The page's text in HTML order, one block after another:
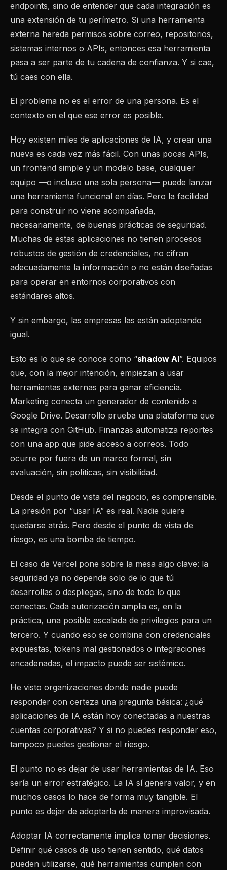
endpoints, sino de entender que cada integración es
una extensión de tu perímetro. Si una herramienta
externa hereda permisos sobre correo, repositorios,
sistemas internos o APIs, entonces esa herramienta
pasa a ser parte de tu cadena de confianza. Y si cae,
tú caes con ella.
El problema no es el error de una persona. Es el
contexto en el que ese error es posible.
Hoy existen miles de aplicaciones de IA, y crear una
nueva es cada vez más fácil. Con unas pocas APIs,
un frontend simple y un modelo base, cualquier
equipo —o incluso una sola persona— puede lanzar
una herramienta funcional en días. Pero la facilidad
para construir no viene acompañada,
necesariamente, de buenas prácticas de seguridad.
Muchas de estas aplicaciones no tienen procesos
robustos de gestión de credenciales, no cifran
adecuadamente la información o no están diseñadas
para operar en entornos corporativos con
estándares altos.
Y sin embargo, las empresas las están adoptando
igual.
Esto es lo que se conoce como “shadow AI”. Equipos
que, con la mejor intención, empiezan a usar
herramientas externas para ganar eficiencia.
Marketing conecta un generador de contenido a
Google Drive. Desarrollo prueba una plataforma que
se integra con GitHub. Finanzas automatiza reportes
con una app que pide acceso a correos. Todo
ocurre por fuera de un marco formal, sin
evaluación, sin políticas, sin visibilidad.
Desde el punto de vista del negocio, es comprensible.
La presión por “usar IA” es real. Nadie quiere
quedarse atrás. Pero desde el punto de vista de
riesgo, es una bomba de tiempo.
El caso de Vercel pone sobre la mesa algo clave: la
seguridad ya no depende solo de lo que tú
desarrollas o despliegas, sino de todo lo que
conectas. Cada autorización amplia es, en la
práctica, una posible escalada de privilegios para un
tercero. Y cuando eso se combina con credenciales
expuestas, tokens mal gestionados o integraciones
encadenadas, el impacto puede ser sistémico.
He visto organizaciones donde nadie puede
responder con certeza una pregunta básica: ¿qué
aplicaciones de IA están hoy conectadas a nuestras
cuentas corporativas? Y si no puedes responder eso,
tampoco puedes gestionar el riesgo.
El punto no es dejar de usar herramientas de IA. Eso
sería un error estratégico. La IA sí genera valor, y en
muchos casos lo hace de forma muy tangible. El
punto es dejar de adoptarla de manera improvisada.
Adoptar IA correctamente implica tomar decisiones.
Definir qué casos de uso tienen sentido, qué datos
pueden utilizarse, qué herramientas cumplen con